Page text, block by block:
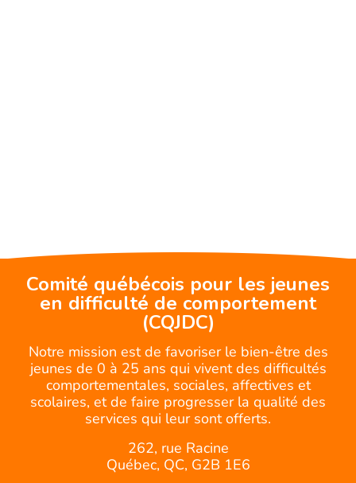
Comité québécois pour les jeunes
en difficulté de comportement
(CQJDC)
Notre mission est de favoriser le bien-être des
jeunes de 0 à 25 ans qui vivent des difficultés
comportementales, sociales, affectives et
scolaires, et de faire progresser la qualité des
services qui leur sont offerts.
262, rue Racine
Québec, QC, G2B 1E6